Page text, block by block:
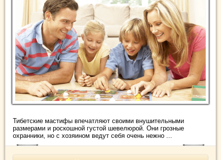
Тибетские мастифы впечатляют своими внушительными
размерами и роскошной густой шевелюрой. Они грозные
охранники, но с хозяином ведут себя очень нежно ...